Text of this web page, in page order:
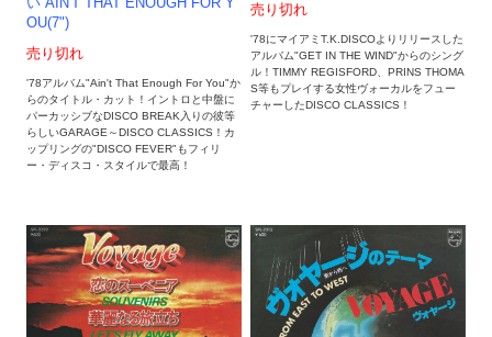
OU(7")
売り切れ
'78アルバム"Ain't That Enough For You"か
らのタイトル・カット！イントロと中盤に
パーカッシブなDISCO BREAK入りの彼等
らしいGARAGE～DISCO CLASSICS！カ
ップリングの"DISCO FEVER"もフィリ
ー・ディスコ・スタイルで最高！
売り切れ
'78にマイアミT.K.DISCOよりリリースした
アルバム"GET IN THE WIND"からのシング
ル！TIMMY REGISFORD、PRINS THOMA
S等もプレイする女性ヴォーカルをフュー
チャーしたDISCO CLASSICS！